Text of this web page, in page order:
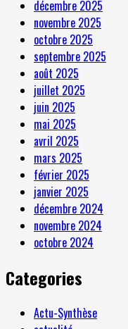
décembre 2025
novembre 2025
octobre 2025
septembre 2025
août 2025
juillet 2025
juin 2025
mai 2025
avril 2025
mars 2025
février 2025
janvier 2025
décembre 2024
novembre 2024
octobre 2024
Categories
Actu-Synthèse